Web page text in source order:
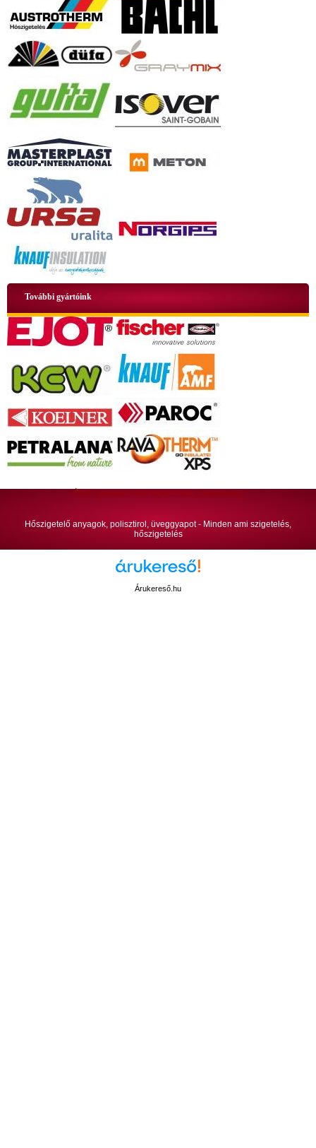
+36 70 424 0199
További gyártóink
ÁSZF Adatkezelési tájékoztató Oldaltérkép
Hőszigetelő anyagok, polisztirol, üveggyapot - Minden ami szigetelés,
hőszigetelés
Árukereső.hu